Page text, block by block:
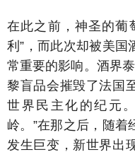
在此之前，神圣的葡
利”，而此次却被美国
常重要的影响。酒界
黎盲品会摧毁了法国
世界民主化的纪元
岭。”在那之后，随着
发生巨变，新世界出